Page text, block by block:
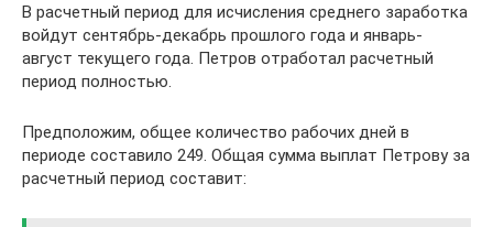
В расчетный период для исчисления среднего заработка
войдут сентябрь-декабрь прошлого года и январь-
август текущего года. Петров отработал расчетный
период полностью.
Предположим, общее количество рабочих дней в
периоде составило 249. Общая сумма выплат Петрову за
расчетный период составит: